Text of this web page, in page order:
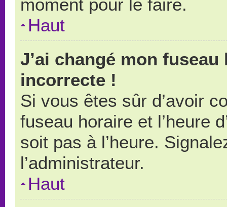
moment pour le faire.
Haut
J’ai changé mon
incorrecte !
Si vous êtes sûr d’avoir
fuseau horaire et l’heure
soit pas à l’heure.
l’administrateur.
Haut